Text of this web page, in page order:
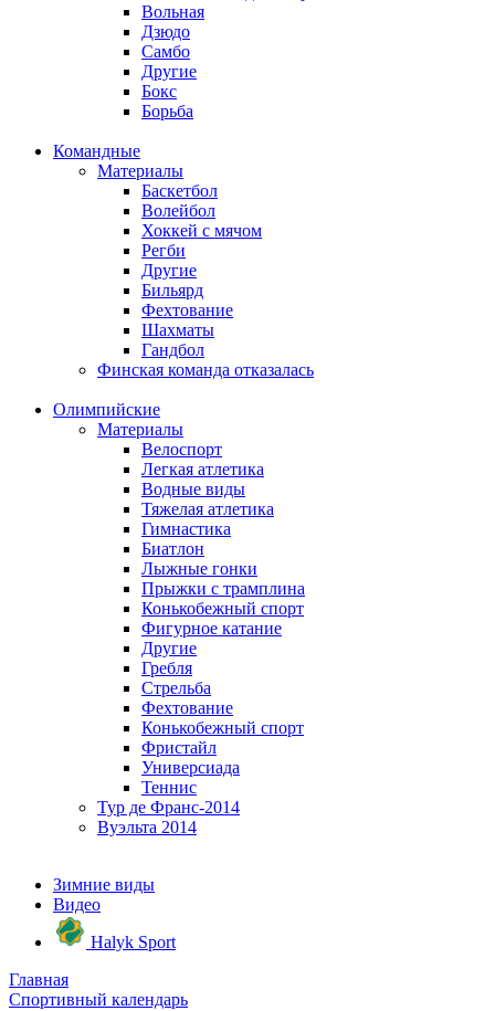
Вольная
Дзюдо
Самбо
Другие
Бокс
Борьба
Командные
Материалы
Баскетбол
Волейбол
Хоккей с мячом
Регби
Другие
Бильярд
Фехтование
Шахматы
Гандбол
Финская команда отказалась
Олимпийские
Материалы
Велоспорт
Легкая атлетика
Водные виды
Тяжелая атлетика
Гимнастика
Биатлон
Лыжные гонки
Прыжки с трамплина
Конькобежный спорт
Фигурное катание
Другие
Гребля
Стрельба
Фехтование
Конькобежный спорт
Фристайл
Универсиада
Теннис
Тур де Франс-2014
Вуэльта 2014
Зимние виды
Видео
Halyk Sport
Главная
Спортивный календарь